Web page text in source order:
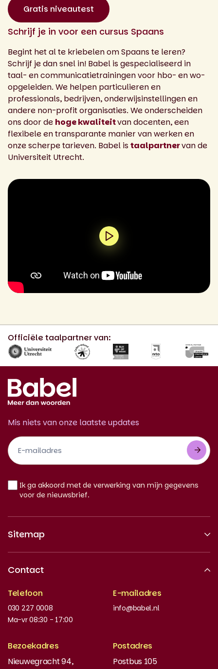
Gratis niveautest
Schrijf je in voor een cursus Spaans
Begint het al te kriebelen om Spaans te leren?
Schrijf je dan snel in! Babel is gespecialiseerd in
taal- en communicatietrainingen voor hbo- en wo-
opgeleiden. We helpen particulieren en
professionals, bedrijven, onderwijsinstellingen en
andere non-profit organisaties. We onderscheiden
ons door de hoge kwaliteitvan docenten, een
flexibele en transparante manier van werken en
onze scherpe tarieven. Babel istaalpartnervan de
Universiteit Utrecht.
0:00 / 1:56
Officiële taalpartner van:
Mis niets van onze laatste updates
Footer
Newsletter
NL
Ik ga akkoord met de verwerking van mijn gegevens
voor de nieuwsbrief.
Sitemap
Nieuws en updates
Instaptoets
Contact
Telefoon
030 227 0008
Ma-vr 08:30 - 17:00
E-mailadres
info@babel.nl
Bezoekadres
Nieuwegracht 94,
Postadres
Postbus 105